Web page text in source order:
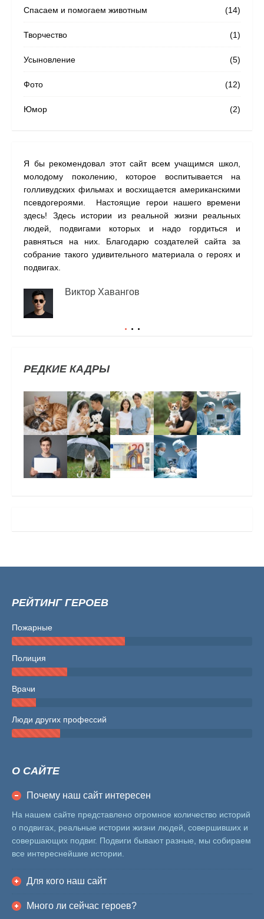
(14)
Спасаем и помогаем животным
(1)
Творчество
(5)
Усыновление
(12)
Фото
(2)
Юмор
Я бы рекомендовал этот сайт всем учащимся школ,
молодому поколению, которое воспитывается на
голливудских фильмах и восхищается американскими
псевдогероями. Настоящие герои нашего времени
здесь! Здесь истории из реальной жизни реальных
людей, подвигами которых и надо гордиться и
равняться на них. Благодарю создателей сайта за
собрание такого удивительного материала о героях и
подвигах.
Виктор Хавангов
РЕДКИЕ КАДРЫ
РЕЙТИНГ ГЕРОЕВ
Пожарные
Полиция
Врачи
Люди других профессий
О САЙТЕ
Почему наш сайт интересен
На нашем сайте представлено огромное количество историй
о подвигах, реальные истории жизни людей, совершивших и
совершающих подвиг. Подвиги бывают разные, мы собираем
все интереснейшие истории.
Для кого наш сайт
Много ли сейчас героев?